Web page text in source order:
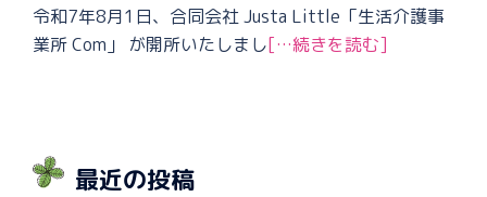
令和7年8月1日、合同会社 Justa Little「生活介護事
業所 Com」 が開所いたしまし[…続きを読む]
最近の投稿